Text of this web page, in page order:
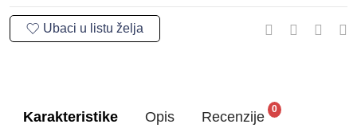
Karakteristike Opis Recenzije 0